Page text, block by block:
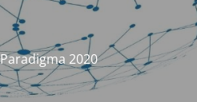
2020